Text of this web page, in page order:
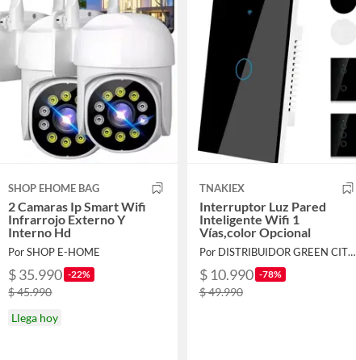
SHOP EHOME BAG
2 Camaras Ip Smart Wifi
Infrarrojo Externo Y
Interno Hd
Por SHOP E-HOME
$ 35.990 -22%
$ 45.990
Llega hoy
TNAKIEX
Interruptor Luz Pared
Inteligente Wifi 1
Vías,color Opcional
Por DISTRIBUIDOR GREEN CITY SpA
$ 10.990 -78%
$ 49.990